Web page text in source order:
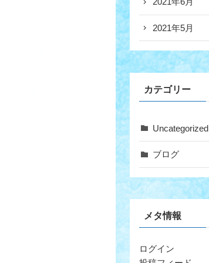
2021年5月
カテゴリー
Uncategorized
ブログ
メタ情報
ログイン